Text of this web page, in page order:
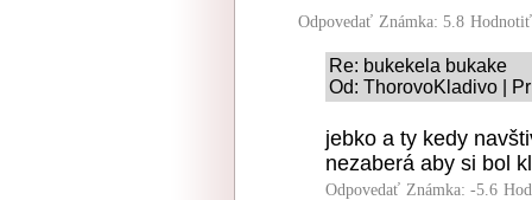
Odpovedať Známka: 5.8
Re: bukekela bukake
Od: ThorovoKladivo |
jebko a ty kedy
nezaberá aby si bol
Odpovedať Známka: -5.6